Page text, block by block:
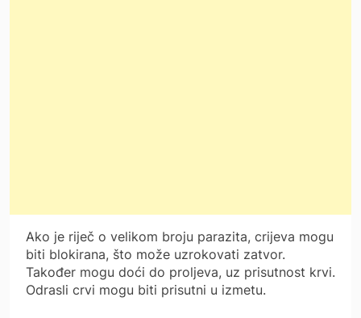
Ako je riječ o velikom broju parazita, crijeva mogu
biti blokirana, što može uzrokovati zatvor.
Također mogu doći do proljeva, uz prisutnost krvi.
Odrasli crvi mogu biti prisutni u izmetu.